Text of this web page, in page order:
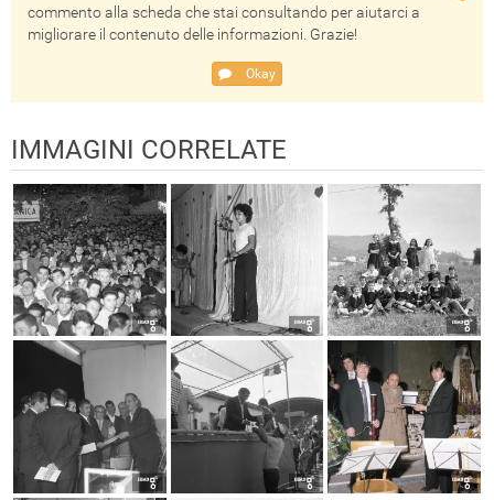
commento alla scheda che stai consultando per aiutarci a
migliorare il contenuto delle informazioni. Grazie!
Okay
IMMAGINI CORRELATE